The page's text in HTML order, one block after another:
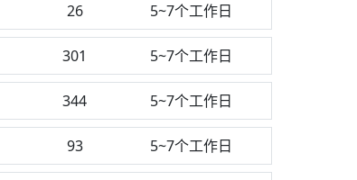
26 5~7个工作日
301 5~7个工作日
344 5~7个工作日
93 5~7个工作日